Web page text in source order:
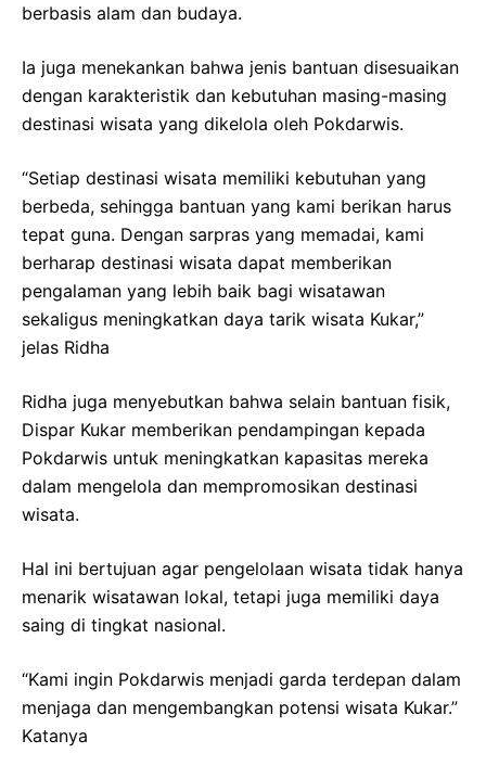
berbasis alam dan budaya.
Ia juga menekankan bahwa jenis bantuan disesuaikan
dengan karakteristik dan kebutuhan masing-masing
destinasi wisata yang dikelola oleh Pokdarwis.
“Setiap destinasi wisata memiliki kebutuhan yang
berbeda, sehingga bantuan yang kami berikan harus
tepat guna. Dengan sarpras yang memadai, kami
berharap destinasi wisata dapat memberikan
pengalaman yang lebih baik bagi wisatawan
sekaligus meningkatkan daya tarik wisata Kukar,”
jelas Ridha
Ridha juga menyebutkan bahwa selain bantuan fisik,
Dispar Kukar memberikan pendampingan kepada
Pokdarwis untuk meningkatkan kapasitas mereka
dalam mengelola dan mempromosikan destinasi
wisata.
Hal ini bertujuan agar pengelolaan wisata tidak hanya
menarik wisatawan lokal, tetapi juga memiliki daya
saing di tingkat nasional.
“Kami ingin Pokdarwis menjadi garda terdepan dalam
menjaga dan mengembangkan potensi wisata Kukar.”
Katanya